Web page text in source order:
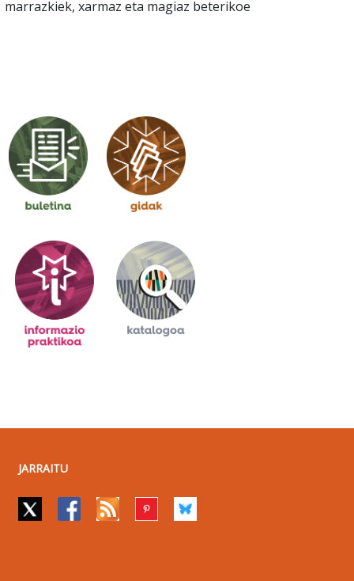
marrazkiek, xarmaz eta magiaz beterikoe
JARRAITU